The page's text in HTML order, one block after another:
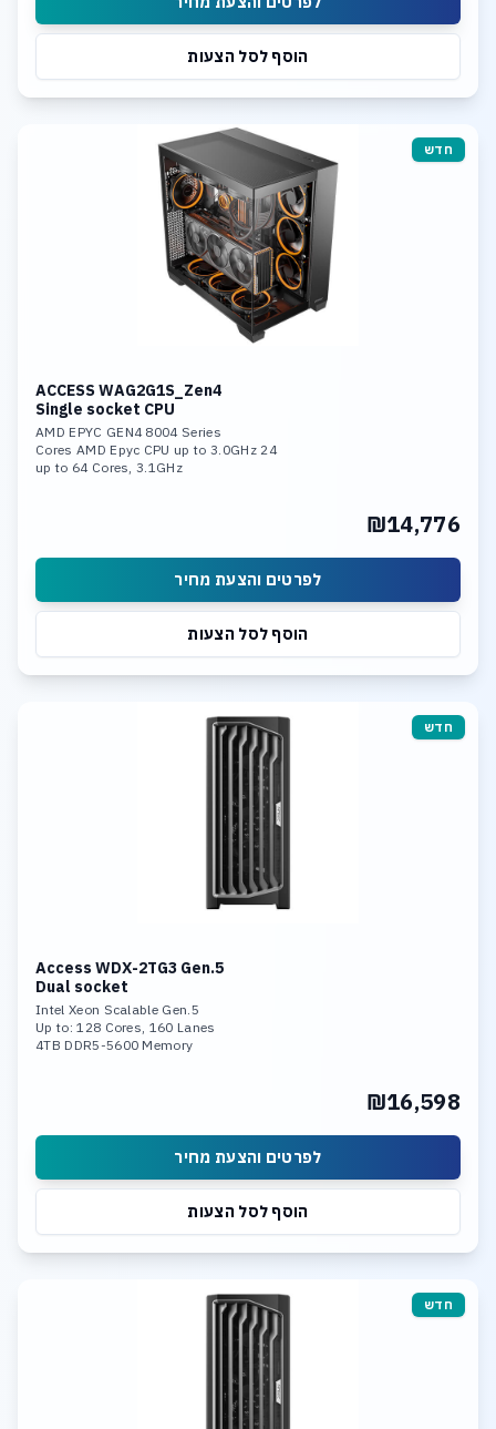
הוסף לסל הצעות
חדש
ACCESS WAG2G1S_Zen4
Single socket CPU
AMD EPYC GEN4 8004 Series
24 Cores AMD Epyc CPU up to 3.0GHz
up to 64 Cores, 3.1GHz
from 960GB up to 60TB PCIe 5.0 SSD)
Linux or Win 11 Pro O.S.
₪14,776
לפרטים והצעת מחיר
הוסף לסל הצעות
חדש
Access WDX-2TG3 Gen.5
Dual socket
Intel Xeon Scalable Gen.5
Up to: 128 Cores, 160 Lanes
4TB DDR5-5600 Memory
₪16,598
לפרטים והצעת מחיר
הוסף לסל הצעות
חדש